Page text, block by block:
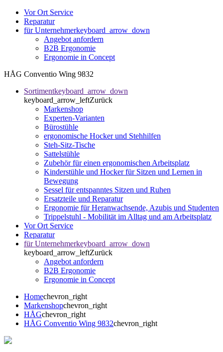
Vor Ort Service
Reparatur
für Unternehmerkeyboard_arrow_down
Angebot anfordern
B2B Ergonomie
Ergonomie in Concept
HÅG Conventio Wing 9832
Sortimentkeyboard_arrow_down
keyboard_arrow_leftZurück
Markenshop
Experten-Varianten
Bürostühle
ergonomische Hocker und Stehhilfen
Steh-Sitz-Tische
Sattelstühle
Zubehör für einen ergonomischen Arbeitsplatz
Kinderstühle und Hocker für Sitzen und Lernen in
Bewegung
Sessel für entspanntes Sitzen und Ruhen
Ersatzteile und Reparatur
Ergonomie für Heranwachsende, Azubis und Studenten
Trippelstuhl - Mobilität im Alltag und am Arbeitsplatz
Vor Ort Service
Reparatur
für Unternehmerkeyboard_arrow_down
keyboard_arrow_leftZurück
Angebot anfordern
B2B Ergonomie
Ergonomie in Concept
Homechevron_right
Markenshopchevron_right
HÅGchevron_right
HÅG Conventio Wing 9832chevron_right